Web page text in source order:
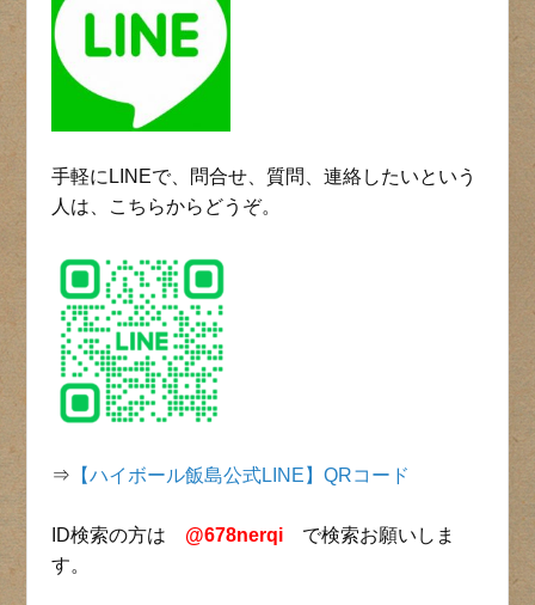
手軽にLINEで、問合せ、質問、連絡したいという
人は、こちらからどうぞ。
⇒ 【ハイボール飯島公式LINE】QRコード
ID検索の方は @678nerqi
で検索お願いしま
す。